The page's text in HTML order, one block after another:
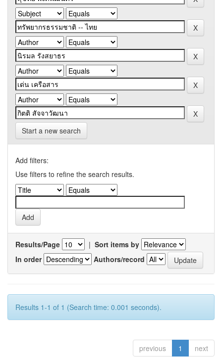
Start a new search
Add filters:
Use filters to refine the search results.
Results/Page | Sort items by
In order
Authors/record
Results 1-1 of 1 (Search time: 0.001 seconds).
previous 1 next